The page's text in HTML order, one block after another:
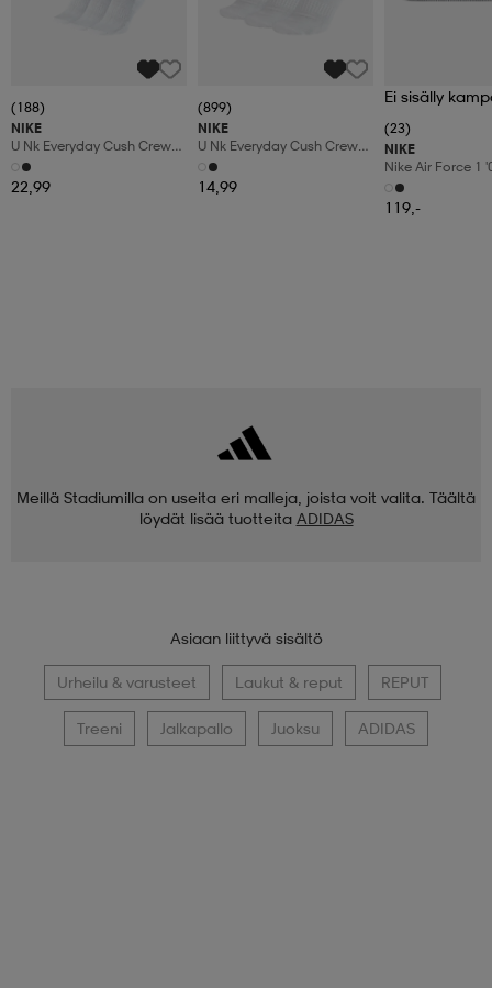
(188)
NIKE
U Nk Everyday Cush Crew
6pr-Bd
22,99
(899)
NIKE
U Nk Everyday Cush Crew
3pr
14,99
Ei sisälly
(23)
NIKE
Nike Air Force 1
Shoes
119,-
Meillä Stadiumilla on useita eri malleja, joista voit valita. Täältä
löydät lisää tuotteita ADIDAS
Asiaan liittyvä sisältö
Urheilu & varusteet Laukut & reput REPUT
Treeni Jalkapallo Juoksu ADIDAS